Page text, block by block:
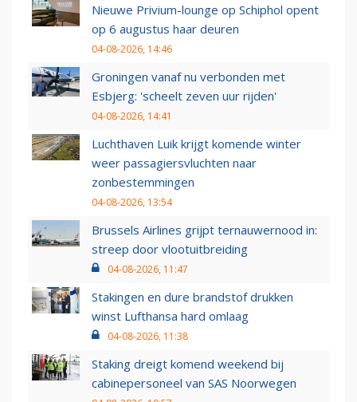
Nieuwe Privium-lounge op Schiphol opent
op 6 augustus haar deuren
04-08-2026, 14:46
Groningen vanaf nu verbonden met
Esbjerg: 'scheelt zeven uur rijden'
04-08-2026, 14:41
Luchthaven Luik krijgt komende winter
weer passagiersvluchten naar
zonbestemmingen
04-08-2026, 13:54
Brussels Airlines grijpt ternauwernood in:
streep door vlootuitbreiding
04-08-2026, 11:47
Stakingen en dure brandstof drukken
winst Lufthansa hard omlaag
04-08-2026, 11:38
Staking dreigt komend weekend bij
cabinepersoneel van SAS Noorwegen